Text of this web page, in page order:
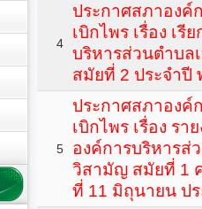
4
ประกาศสภาองค์
เบิกไพร เรื่อง เ
บริหารส่วนตำบล
สมัยที่ 2 ประจำปี
5
ประกาศสภาองค์
เบิกไพร เรื่อง ร
องค์การบริหารส่
วิสามัญ สมัยที่ 1
ที่ 11 มิถุนายน ป